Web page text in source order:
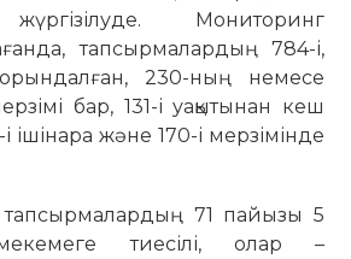
Мониторинг
тапсырмалардың 784-і,
230-ның немесе
бар, 131-і уақытынан кеш
ішінара және 170-і мерзімінде
71 пайызы 5
тиесілі, олар –